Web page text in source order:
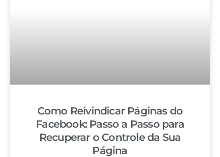
Como Reivindicar Páginas do
Facebook: Passo a Passo para
Recuperar o Controle da Sua
Página